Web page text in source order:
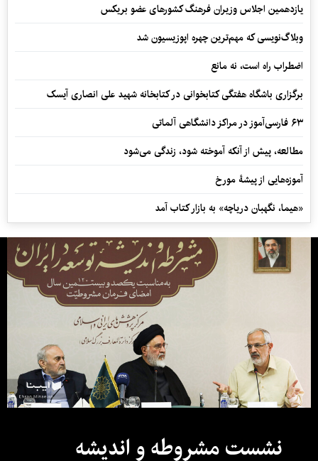
یازدهمین اجلاس وزیران فرهنگ کشورهای عضو بریکس
وبلاگ‌نویسی که مهم‌ترین چهره اپوزیسیون شد
اضطراب راه است، نه مانع
برگزاری باشگاه هفتگی کتابخوانی در کتابخانه شهید علی انصاری آیسک
۶۳ فارسی‌آموز در مراکز دانشگاهی آلماتی
مطالعه، پیش از آنکه آموخته شود، زندگی می‌شود
آموزه‌هایی از پیشۀ مورخ
«هیما، نگهبان دریاچه» به بازار کتاب آمد
نشست مشروطه و اندیشه